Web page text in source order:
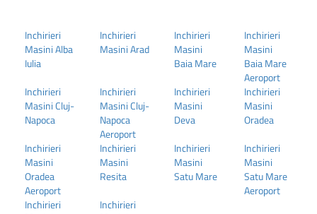
Inchirieri
Masini Alba
Iulia
Inchirieri
Masini Arad
Inchirieri
Masini
Baia Mare
Inchirieri
Masini
Baia Mare
Aeroport
Inchirieri
Masini Cluj-
Napoca
Inchirieri
Masini Cluj-
Napoca
Aeroport
Inchirieri
Masini
Deva
Inchirieri
Masini
Oradea
Inchirieri
Masini
Oradea
Aeroport
Inchirieri
Masini
Resita
Inchirieri
Masini
Satu Mare
Inchirieri
Masini
Satu Mare
Aeroport
Inchirieri
Inchirieri